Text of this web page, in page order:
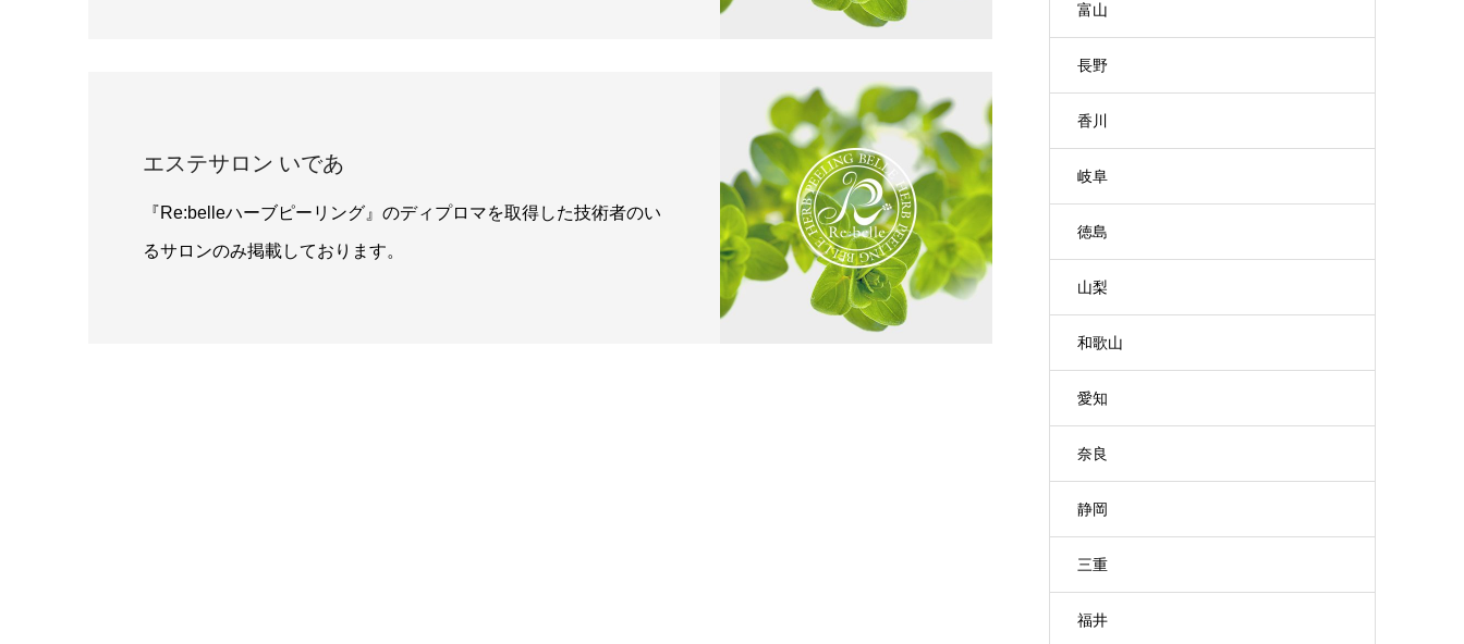
エステサロン いであ
『Re:belleハーブピーリング』のディプロマを取得した技術者のい
るサロンのみ掲載しております。
富山
長野
香川
岐阜
徳島
山梨
和歌山
愛知
奈良
静岡
三重
福井